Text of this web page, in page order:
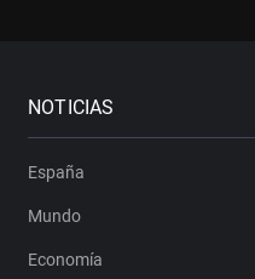
NOTICIAS
España
Mundo
Economía